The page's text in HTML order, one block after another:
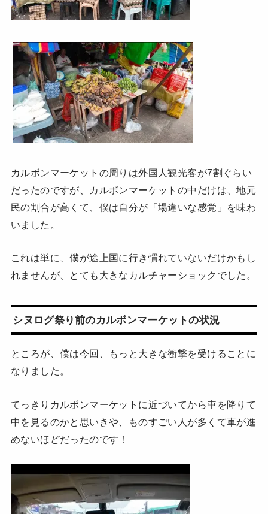
カルボンマーケットの周りは外国人観光客が7割ぐらい
だったのですが、カルボンマーケットの中だけは、地元
民の割合が高くて、僕は自分が「場違いな感覚」を味わ
いました。
これは単に、僕が途上国に行き慣れていないだけかもし
れませんが、とても大きなカルチャーショックでした。
シヌログ祭り前のカルボンマーケットの状況
ところが、僕は今回、もっと大きな衝撃を受けることに
なりました。
てっきりカルボンマーケットに近づいてから車を降りて
中を見るのかと思いきや、ものすごい人が多くて車が進
めないほどだったのです！